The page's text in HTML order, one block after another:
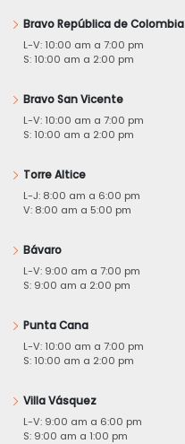
Bravo República de Colombia
L-V: 10:00 am a 7:00 pm
S: 10:00 am a 2:00 pm
Bravo San Vicente
L-V: 10:00 am a 7:00 pm
S: 10:00 am a 2:00 pm
Torre Altice
L-J: 8:00 am a 6:00 pm
V: 8:00 am a 5:00 pm
Bávaro
L-V: 9:00 am a 7:00 pm
S: 9:00 am a 2:00 pm
Punta Cana
L-V: 10:00 am a 7:00 pm
S: 10:00 am a 2:00 pm
Villa Vásquez
L-V: 9:00 am a 6:00 pm
S: 9:00 am a 1:00 pm